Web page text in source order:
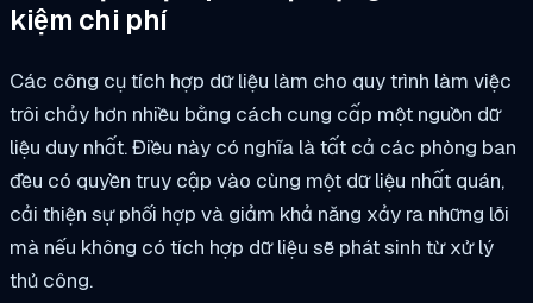
kiệm chi phí
Các công cụ tích hợp dữ liệu làm cho quy trình làm việc
trôi chảy hơn nhiều bằng cách cung cấp một nguồn dữ
liệu duy nhất. Điều này có nghĩa là tất cả các phòng ban
đều có quyền truy cập vào cùng một dữ liệu nhất quán,
cải thiện sự phối hợp và giảm khả năng xảy ra những lỗi
mà nếu không có tích hợp dữ liệu sẽ phát sinh từ xử lý
thủ công.